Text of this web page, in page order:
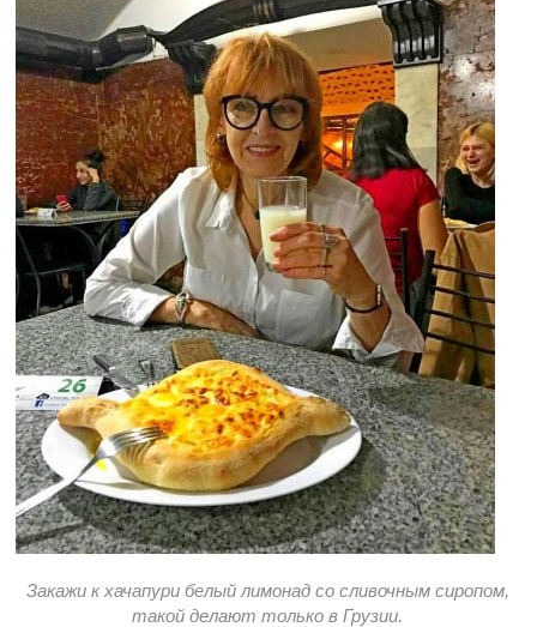
Закажи к хачапури белый лимонад со сливочным сиропом,
такой делают только в Грузии.